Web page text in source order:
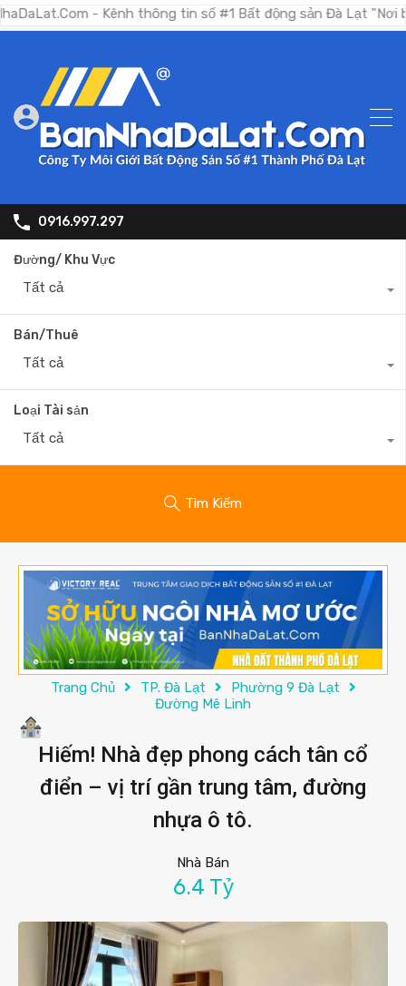
- Kênh thông tin số #1 Bất động sản Đà Lạt "Nơi bạn
0916.997.297
Đường/ Khu Vực
Tất cả
Bán/Thuê
Tất cả
Loại Tài sản
Tất cả
Tìm Kiếm
Trang Chủ TP. Đà Lạt
Phường 9 Đà Lạt
Đường Mê Linh
Hiếm! Nhà đẹp phong cách tân cổ
điển – vị trí gần trung tâm, đường
nhựa ô tô.
Nhà Bán
6.4 Tỷ